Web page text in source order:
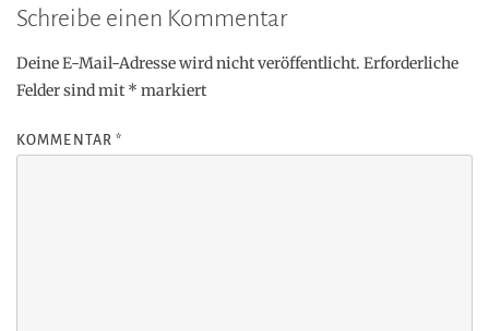
Schreibe einen Kommentar
Deine E-Mail-Adresse wird nicht veröffentlicht. Erforderliche
Felder sind mit * markiert
KOMMENTAR*